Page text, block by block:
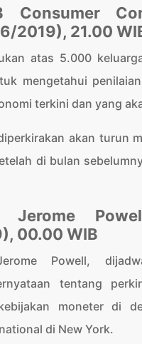
2019), 21.00
atas 5.000
mengetahui
terkini dan yang
akan turun
di bulan
00.00 WIB
Powell,
tentang
moneter di
di New York.